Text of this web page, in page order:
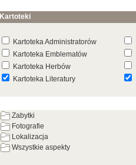
Kartoteki
Kartoteka Administratorów
Kartoteka Emblematów
Kartoteka Herbów
Kartoteka Literatury
Kartoteka Warsztatów
Kartoteka Zabytków
Zabytki
Fotografie
Lokalizacja
Wszystkie aspekty